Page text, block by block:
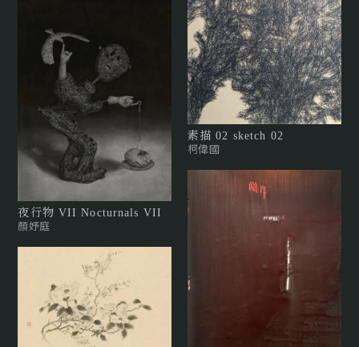
夜行物 VII Nocturnals VII
顏妤庭
素描 02 sketch 02
柯偉國